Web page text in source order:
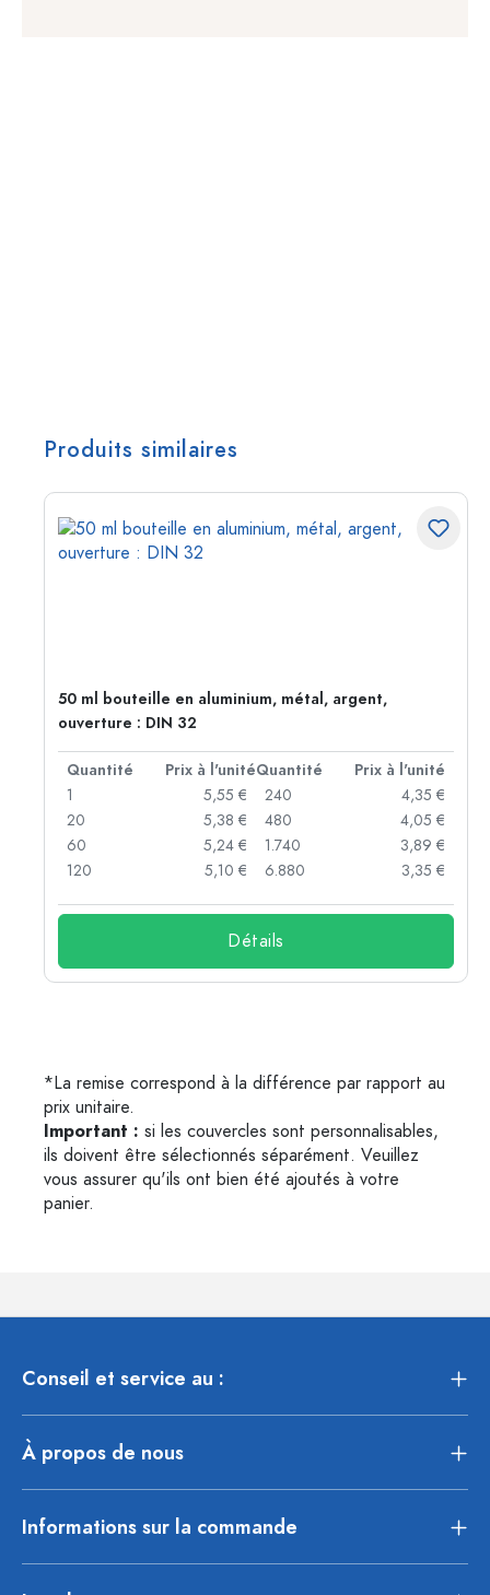
Produits similaires
50 ml bouteille en aluminium, métal, argent,
ouverture : DIN 32
Quantité Prix à l'unitéQuantité
Prix à l'unité
1
5,55 €
20
5,38 €
60
5,24 €
120
5,10 €
240
4,35 €
480
4,05 €
1.740
3,89 €
6.880
3,35 €
Détails
*La remise correspond à la différence par rapport au
prix unitaire.
Important : si les couvercles sont personnalisables,
ils doivent être sélectionnés séparément. Veuillez
vous assurer qu'ils ont bien été ajoutés à votre
panier.
Conseil et service au :
À propos de nous
Informations sur la commande